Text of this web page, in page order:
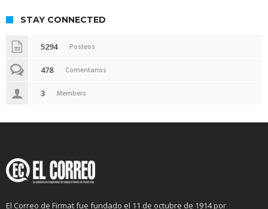
STAY CONNECTED
5294 Posteos
478 Comentarios
3 Members
El Correo de Firmat fue fundado el 11 de octubre de 1914 por